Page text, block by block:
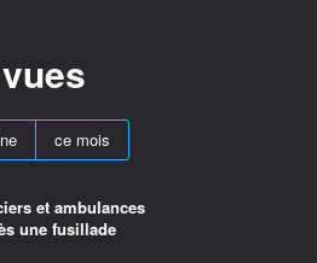
ce mois
et ambulances
une fusillade